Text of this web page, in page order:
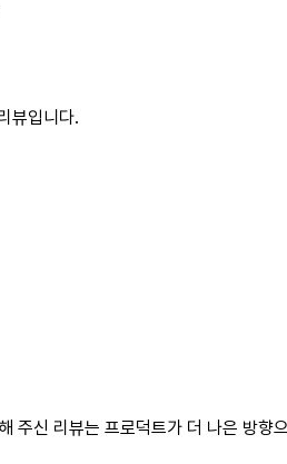
뷰입니다.
주신 리뷰는 프로덕트가 더 나은 방향